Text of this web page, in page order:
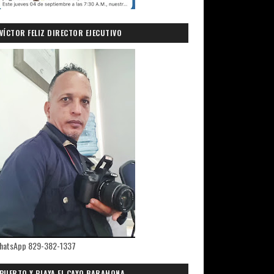
FELIZ DIRECTOR EJECUTIVO
829-382-1337